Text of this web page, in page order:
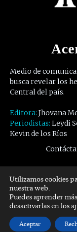
Medio de
busca revelar los
Central del país.
Editora: Jhovana
Periodistas: Leydi
Kevin de los Ríos
Utilizamos cookies
nuestra web.
Puedes aprender
desactivarlas en los
Aceptar